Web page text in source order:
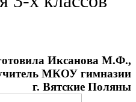
Иксанова М.Ф.,
МКОУ гимназии
г. Вятские Поляны